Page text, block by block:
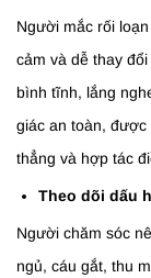
Người mắc rối
cảm và dễ thay
bình tĩnh, lắng
giác an toàn,
thẳng và hợp tác
Theo dõi dấu
Người chăm sóc
ngủ, cáu gắt, thu